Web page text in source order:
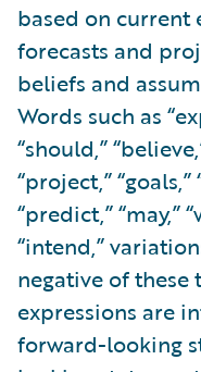
based on current
forecasts and
beliefs and
Words such as
“should,”
“project,”
“predict,” “may,”
“intend,”
negative of
expressions are
forward-looking